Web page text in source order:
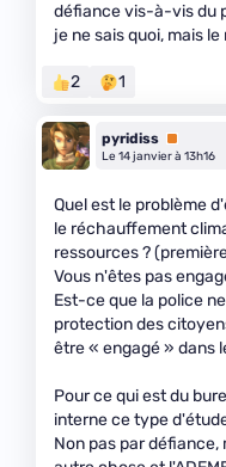
défiance vis-à-vis du
je ne sais quoi, mais
2 1
pyridiss Premium
Le 14 janvier à 13h16
Quel est le problème
le réchauffement
ressources ?
Vous n'êtes pas
Est-ce que la police
protection des
être « engagé » dans
Pour ce qui est du
interne ce type
Non pas par